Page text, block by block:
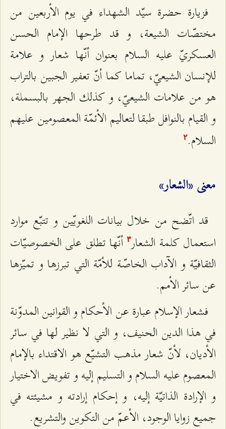
فزيارة حضرة سيّد الشهداء في يوم الأربعين من
مختصّات الشيعة، و قد طرحها الإمام الحسن
العسكريّ عليه السلام بعنوان أنّها شعار و علامة
للإنسان الشيعيّ، تماما كما أنّ تعفير الجبين بالتراب
هو من علامات الشيعيّ، و كذلك الجهر بالبسملة،
و القيام بالنوافل طبقا لتعاليم الأئمّة المعصومين عليهم
السلام.٢
معنى «الشعار»
قد اتّضح من خلال بيانات اللغويّين و تتبّع موارد
استعمال كلمة الشعار٣أنّها تطلق على الخصوصيّات
الثقافيّة و الآداب الخاصّة للأمّة التي تبرزها و تميّزها
عن سائر الأمم.
فشعار الإسلام عبارة عن الأحكام و القوانين المدوّنة
في هذا الدين الحنيف، و التي لا نظير لها في سائر
الأديان، لأنّ شعار مذهب التشيّع هو الاقتداء بالإمام
المعصوم عليه السلام و التسليم إليه و تفويض الاختيار
و الإرادة الذاتيّة إليه، و إحكام إرادته و مشيئته في
جميع زوايا الوجود، الأعمّ من التكوين والتشريع.